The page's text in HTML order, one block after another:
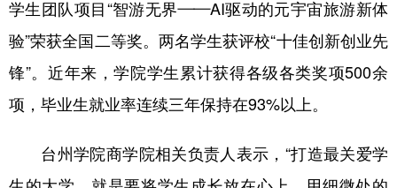
学生团队项目“智游无界——AI驱动的元宇宙旅游新体
验”荣获全国二等奖。两名学生获评校“十佳创新创业先
锋”。近年来，学院学生累计获得各级各类奖项500余
项，毕业生就业率连续三年保持在93%以上。
台州学院商学院相关负责人表示，“打造最关爱学